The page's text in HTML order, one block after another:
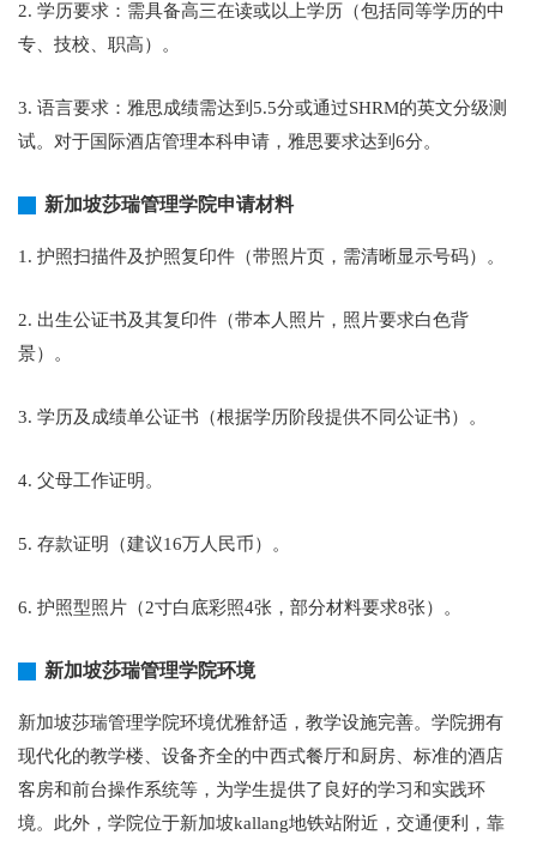
2. 学历要求：需具备高三在读或以上学历（包括同等学历的中
专、技校、职高）。
3. 语言要求：雅思成绩需达到5.5分或通过SHRM的英文分级测
试。对于国际酒店管理本科申请，雅思要求达到6分。
新加坡莎瑞管理学院申请材料
1. 护照扫描件及护照复印件（带照片页，需清晰显示号码）。
2. 出生公证书及其复印件（带本人照片，照片要求白色背
景）。
3. 学历及成绩单公证书（根据学历阶段提供不同公证书）。
4. 父母工作证明。
5. 存款证明（建议16万人民币）。
6. 护照型照片（2寸白底彩照4张，部分材料要求8张）。
新加坡莎瑞管理学院环境
新加坡莎瑞管理学院环境优雅舒适，教学设施完善。学院拥有
现代化的教学楼、设备齐全的中西式餐厅和厨房、标准的酒店
客房和前台操作系统等，为学生提供了良好的学习和实践环
境。此外，学院位于新加坡kallang地铁站附近，交通便利，靠